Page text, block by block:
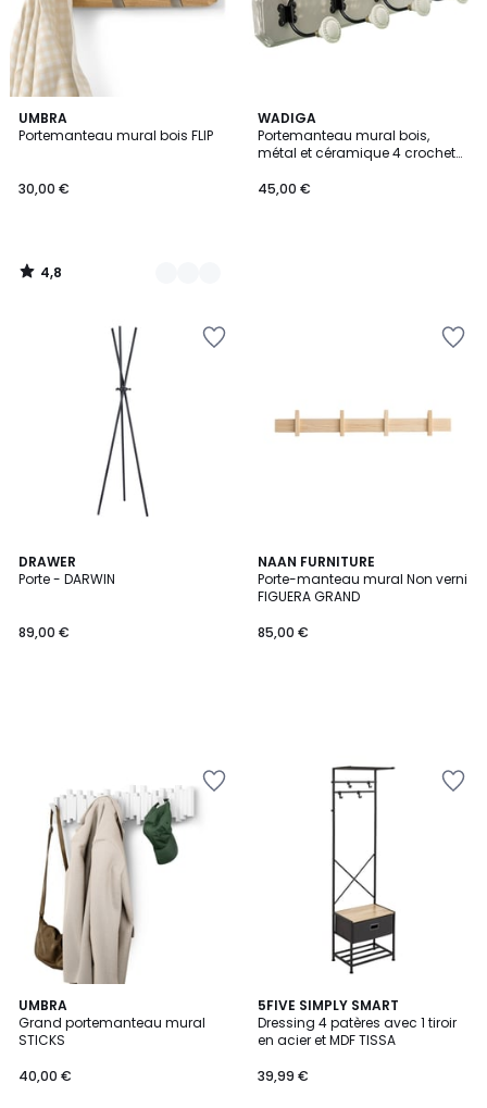
UMBRA
Portemanteau mural bois FLIP
30,00 €
4,8
/ 5
2
Couleurs
4,8
/
WADIGA
Portemanteau mural bois,
métal et céramique 4 crochets
45,00 €
DRAWER
Porte - DARWIN
89,00 €
NAAN FURNITURE
Porte-manteau mural Non verni
FIGUERA GRAND
85,00 €
UMBRA
Grand portemanteau mural
STICKS
40,00 €
2
Couleurs
5FIVE SIMPLY SMART
Dressing 4 patères avec 1 tiroir
en acier et MDF TISSA
39,99 €